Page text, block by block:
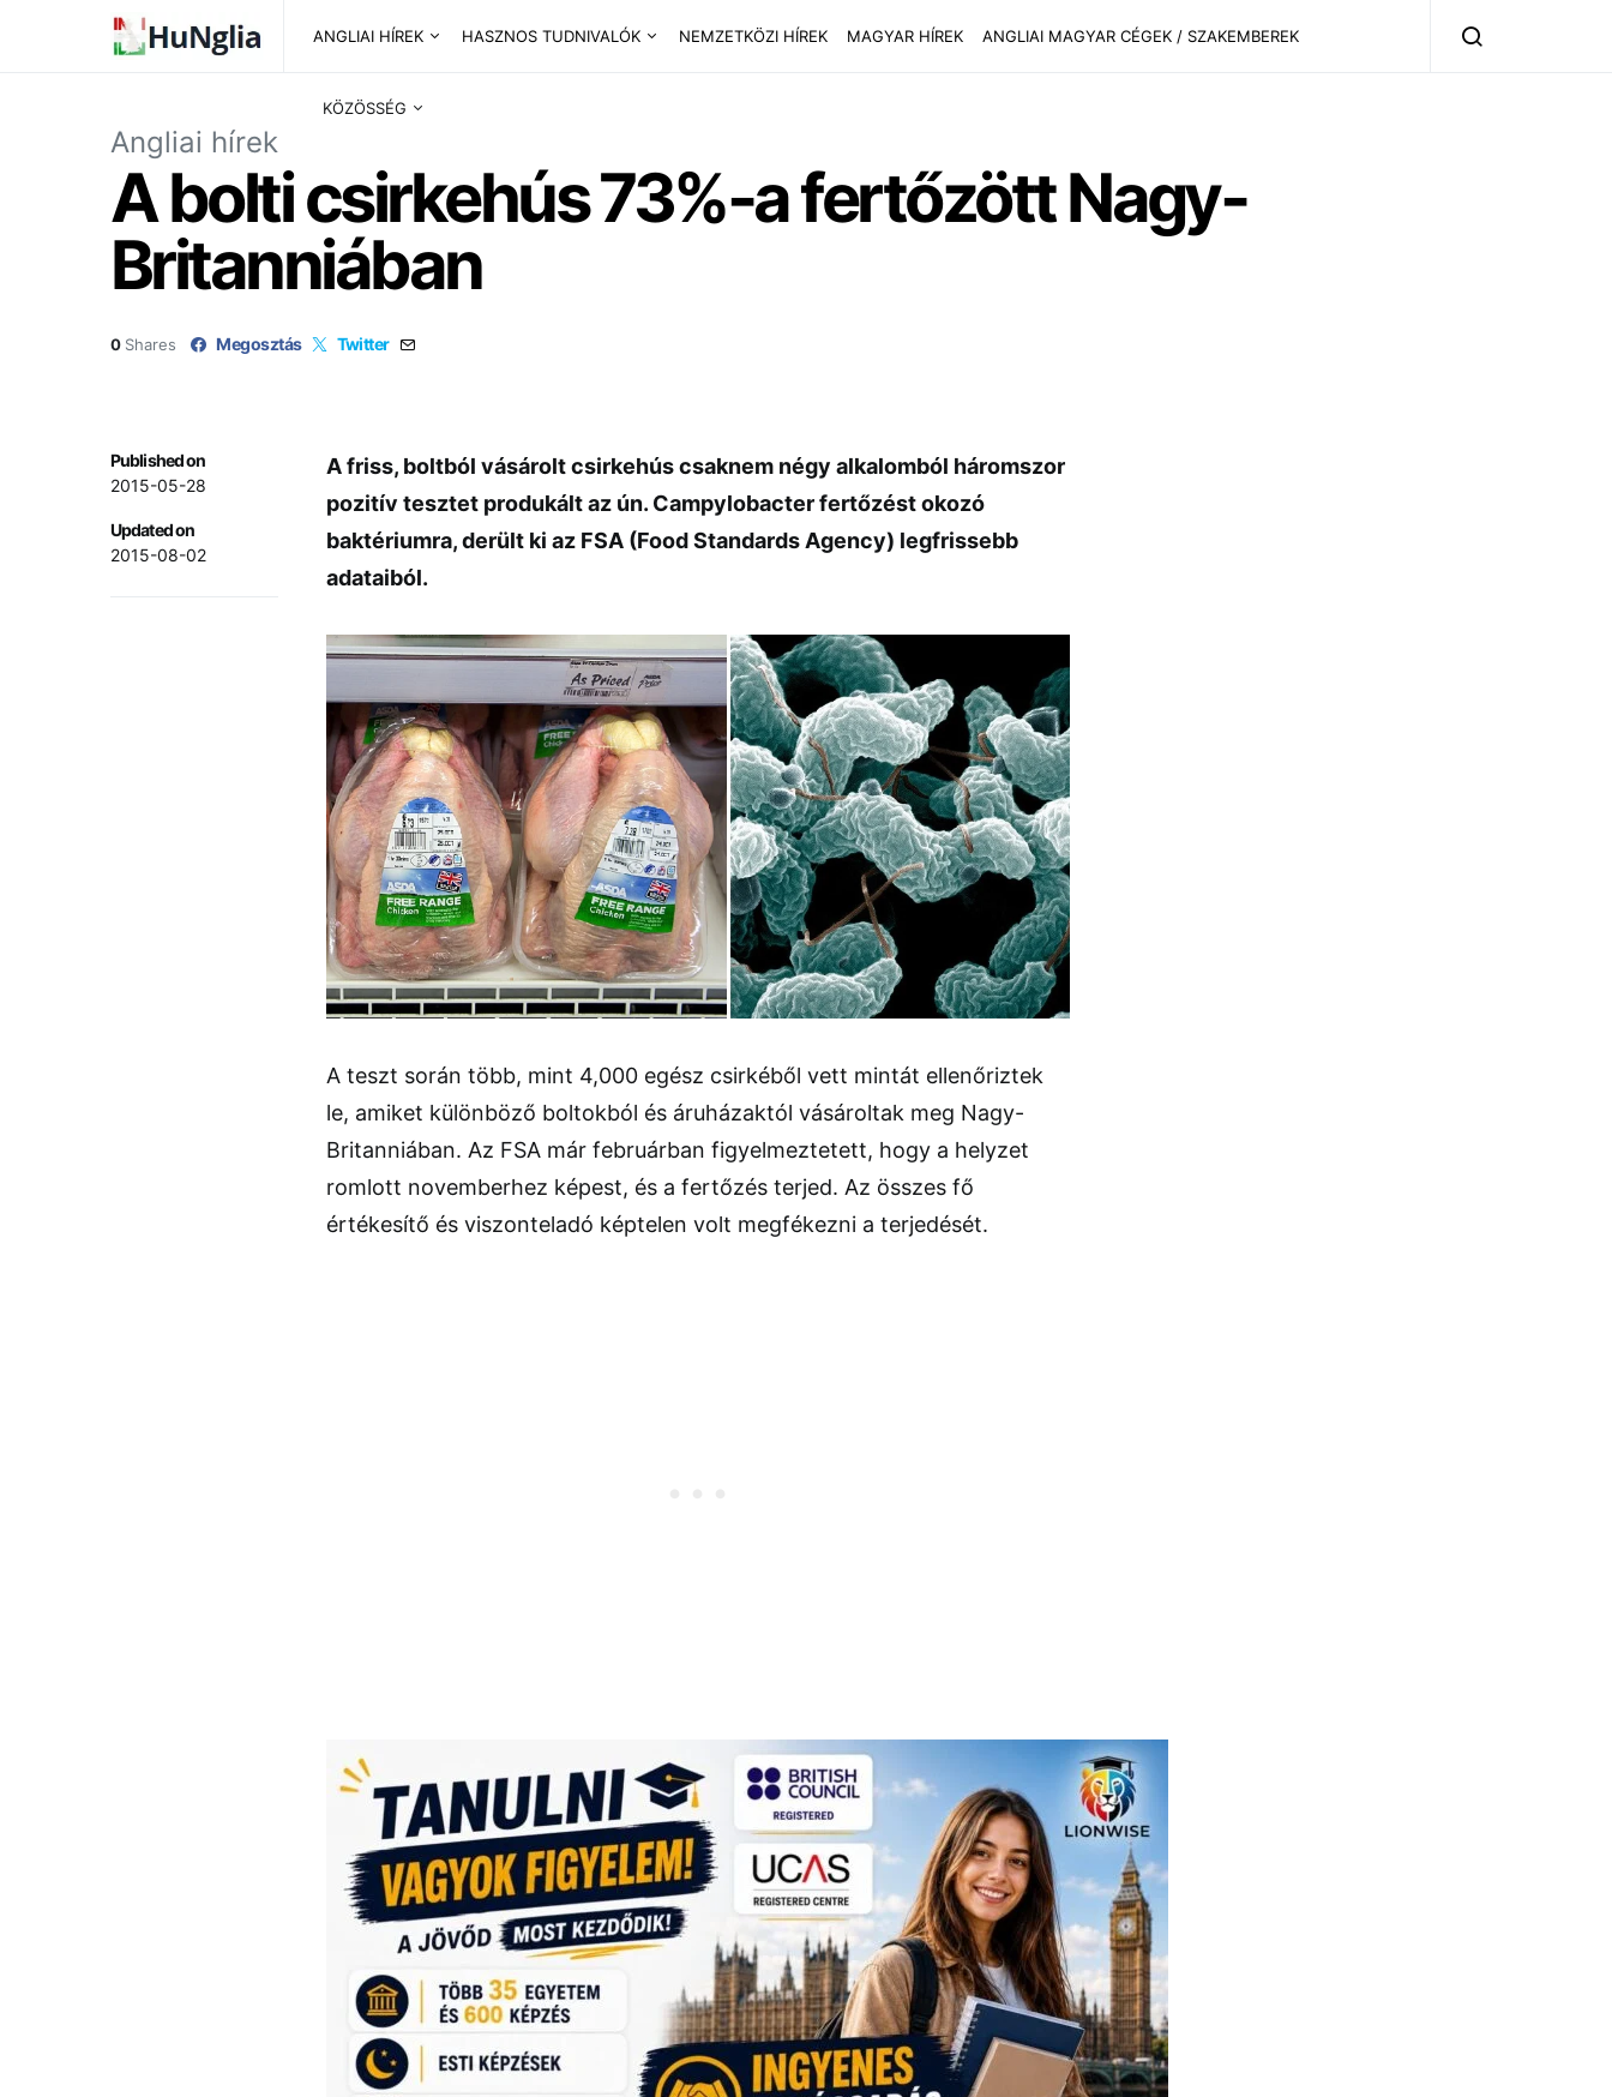
ANGLIAI HÍREK HASZNOS TUDNIVALÓK NEMZETKÖZI HÍREK MAGYAR HÍREK ANGLIAI MAGYAR CÉGEK / SZAKEMBEREK
KÖZÖSSÉG
Angliai hírek
A bolti csirkehús 73%-a fertőzött Nagy-
Britanniában
0 Shares Megosztás Twitter
Published on
2015-05-28
Updated on
2015-08-02
A friss, boltból vásárolt csirkehús csaknem négy alkalomból háromszor
pozitív tesztet produkált az ún. Campylobacter fertőzést okozó
baktériumra, derült ki az FSA (Food Standards Agency) legfrissebb
adataiból.
A teszt során több, mint 4,000 egész csirkéből vett mintát ellenőriztek
le, amiket különböző boltokból és áruházaktól vásároltak meg Nagy-
Britanniában. Az FSA már februárban figyelmeztetett, hogy a helyzet
romlott novemberhez képest, és a fertőzés terjed. Az összes fő
értékesítő és viszonteladó képtelen volt megfékezni a terjedését.